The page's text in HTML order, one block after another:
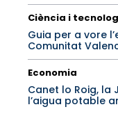
Ciència i
Guia per a vore
Comunitat
Economia
Canet lo Roig, la
l’aigua potable